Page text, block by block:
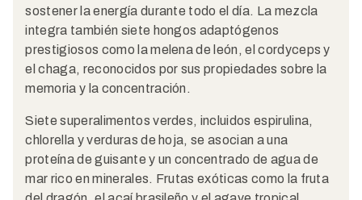
sostener la energía durante todo el día. La mezcla
integra también siete hongos adaptógenos
prestigiosos como la melena de león, el cordyceps y
el chaga, reconocidos por sus propiedades sobre la
memoria y la concentración.
Siete superalimentos verdes, incluidos espirulina,
chlorella y verduras de hoja, se asocian a una
proteína de guisante y un concentrado de agua de
mar rico en minerales. Frutas exóticas como la fruta